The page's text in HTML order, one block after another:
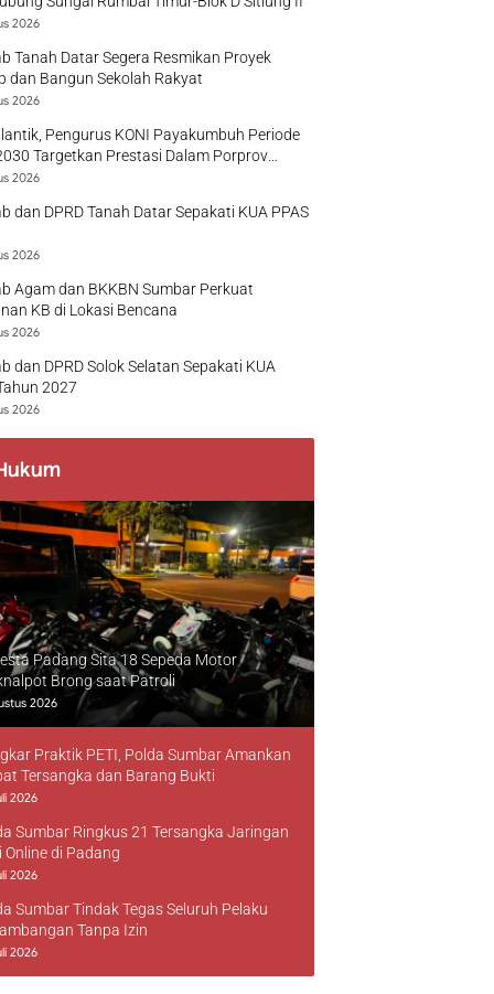
2026
Tanah Datar Segera Resmikan Proyek
dan Bangun Sekolah Rakyat
2026
Pengurus KONI Payakumbuh Periode
Targetkan Prestasi Dalam Porprov
2026
dan DPRD Tanah Datar Sepakati KUA PPAS
2026
Agam dan BKKBN Sumbar Perkuat
KB di Lokasi Bencana
2026
dan DPRD Solok Selatan Sepakati KUA
2027
2026
Padang Sita 18 Sepeda Motor
Brong saat Patroli
2026
Praktik PETI, Polda Sumbar Amankan
Tersangka dan Barang Bukti
2026
Sumbar Ringkus 21 Tersangka Jaringan
Online di Padang
2026
Sumbar Tindak Tegas Seluruh Pelaku
Tanpa Izin
2026